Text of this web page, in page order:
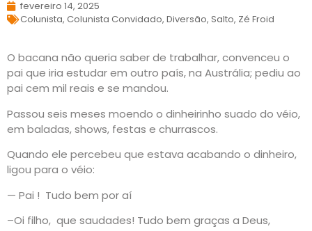
fevereiro 14, 2025
Colunista, Colunista Convidado, Diversão, Salto, Zé Froid
O bacana não queria saber de trabalhar, convenceu o
pai que iria estudar em outro país, na Austrália; pediu ao
pai cem mil reais e se mandou.
Passou seis meses moendo o dinheirinho suado do véio,
em baladas, shows, festas e churrascos.
Quando ele percebeu que estava acabando o dinheiro,
ligou para o véio:
— Pai ! Tudo bem por aí
–Oi filho, que saudades! Tudo bem graças a Deus,